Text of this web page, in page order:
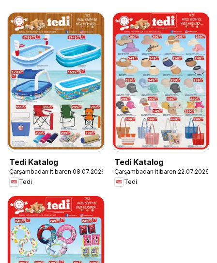
Tedi Katalog
Çarşambadan itibaren 08.07.2026
Tedi
Tedi Katalog
Çarşambadan itibaren 22.07.2026
Tedi